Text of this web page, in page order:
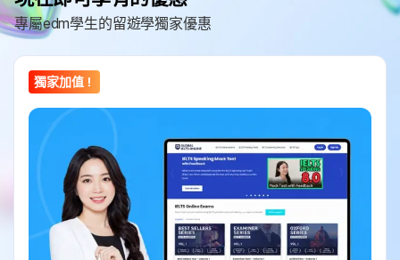
專屬edm學生的留遊學獨家優惠
獨家加值！